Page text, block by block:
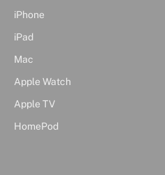
iPhone
iPad
Mac
Apple Watch
Apple TV
HomePod